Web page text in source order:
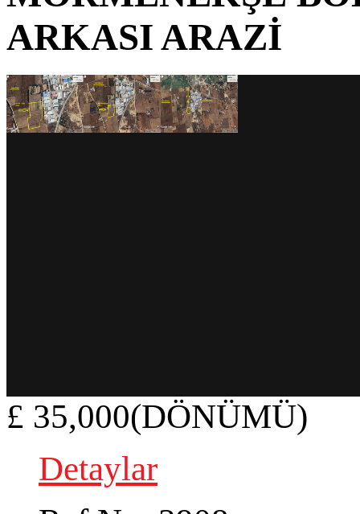
ARKASI ARAZİ
£ 35,000(DÖNÜMÜ)
Detaylar